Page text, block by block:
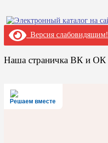
Версия слабовидящим!
Наша страничка ВК и ОК
Решаем вместе